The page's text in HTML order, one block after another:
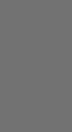
klosze